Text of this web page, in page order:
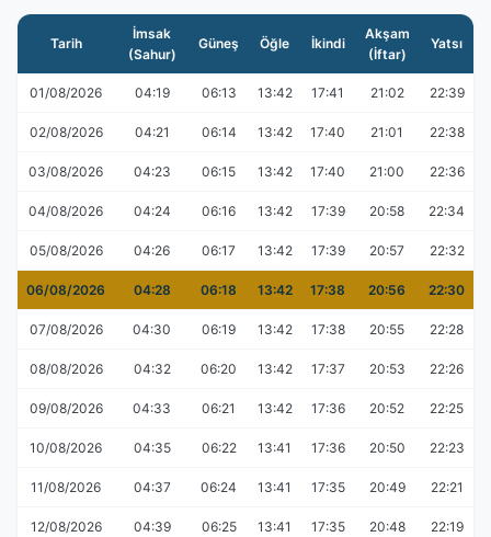
Tarih
İmsak
(Sahur)
Güneş Öğle İkindi
Akşam
(İftar)
Yatsı
01/08/2026 04:19 06:13 13:42 17:41 21:02 22:39
02/08/2026 04:21 06:14 13:42 17:40 21:01 22:38
03/08/2026 04:23 06:15 13:42 17:40 21:00 22:36
04/08/2026 04:24 06:16 13:42 17:39 20:58 22:34
05/08/2026 04:26 06:17 13:42 17:39 20:57 22:32
06/08/2026 04:28 06:18 13:42 17:38 20:56 22:30
07/08/2026 04:30 06:19 13:42 17:38 20:55 22:28
08/08/2026 04:32 06:20 13:42 17:37 20:53 22:26
09/08/2026 04:33 06:21 13:42 17:36 20:52 22:25
10/08/2026 04:35 06:22 13:41 17:36 20:50 22:23
11/08/2026 04:37 06:24 13:41 17:35 20:49 22:21
12/08/2026 04:39 06:25 13:41 17:35 20:48 22:19